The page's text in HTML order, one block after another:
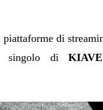
di
singolo di